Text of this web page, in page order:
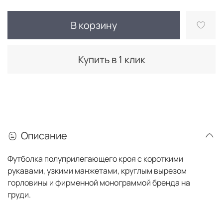
В корзину
Купить в 1 клик
Описание
Футболка полуприлегающего кроя с короткими
рукавами, узкими манжетами, круглым вырезом
горловины и фирменной монограммой бренда на
груди.